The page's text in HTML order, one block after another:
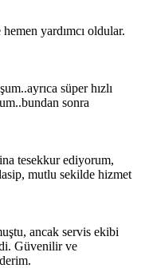
hemen yardımcı oldular.
süper hızlı
sonra
tesekkur ediyorum,
mutlu sekilde hizmet
ancak servis ekibi
Güvenilir ve